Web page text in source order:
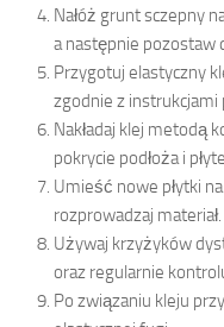
Nałóż grunt sczepny
a następnie pozostaw
Przygotuj elastyczny
zgodnie z instrukcjami
Nakładaj klej metodą
pokrycie podłoża i
Umieść nowe płytki
rozprowadzaj materiał.
Używaj krzyżyków
oraz regularnie
Po związaniu kleju